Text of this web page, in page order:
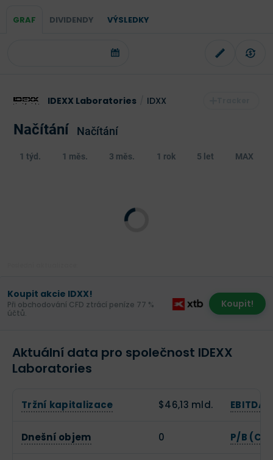
GRAF DIVIDENDY VÝSLEDKY
IDEXX Laboratories IDXX
Načítání Načítání
1 týd. 1 měs. 3 měs. 1 rok 5 let MAX
Koupit akcie IDXX!
Při obchodování CFD ztrácí peníze 77 %
účtů.
Koupit!
Aktuální data pro společnost IDEXX
Laboratories
Tržní kapitalizace $46,13 mld. EBITDA
Dnešní objem 0 P/B